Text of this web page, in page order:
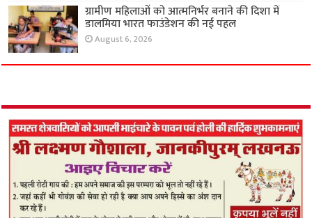
ग्रामीण महिलाओं को आत्मनिर्भर बनाने की दिशा में
डालमिया भारत फाउंडेशन की नई पहल
August 6, 2026